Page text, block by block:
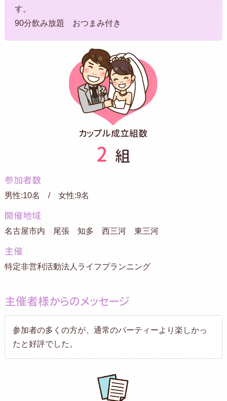
す。
90分飲み放題 おつまみ付き
カップル成立組数
2 組
参加者数
男性:10名 / 女性:9名
開催地域
名古屋市内 尾張 知多 西三河 東三河
主催
特定非営利活動法人ライフプランニング
主催者様からのメッセージ
参加者の多くの方が、通常のパーティーより楽しかっ
たと好評でした。